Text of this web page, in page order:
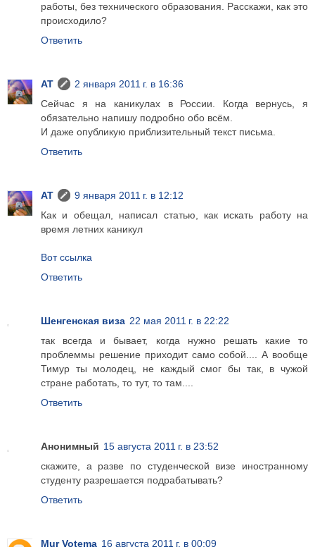
работы, без технического образования. Расскажи, как это
происходило?
Ответить
AT
2 января 2011 г. в 16:36
Сейчас я на каникулах в России. Когда вернусь, я
обязательно напишу подробно обо всём.
И даже опубликую приблизительный текст письма.
Ответить
AT
9 января 2011 г. в 12:12
Как и обещал, написал статью, как искать работу на
время летних каникул
Вот ссылка
Ответить
Шенгенская виза 22 мая 2011 г. в 22:22
так всегда и бывает, когда нужно решать какие то
проблеммы решение приходит само собой.... А вообще
Тимур ты молодец, не каждый смог бы так, в чужой
стране работать, то тут, то там....
Ответить
Анонимный 15 августа 2011 г. в 23:52
скажите, а разве по студенческой визе иностранному
студенту разрешается подрабатывать?
Ответить
Mur Votema 16 августа 2011 г. в 00:09